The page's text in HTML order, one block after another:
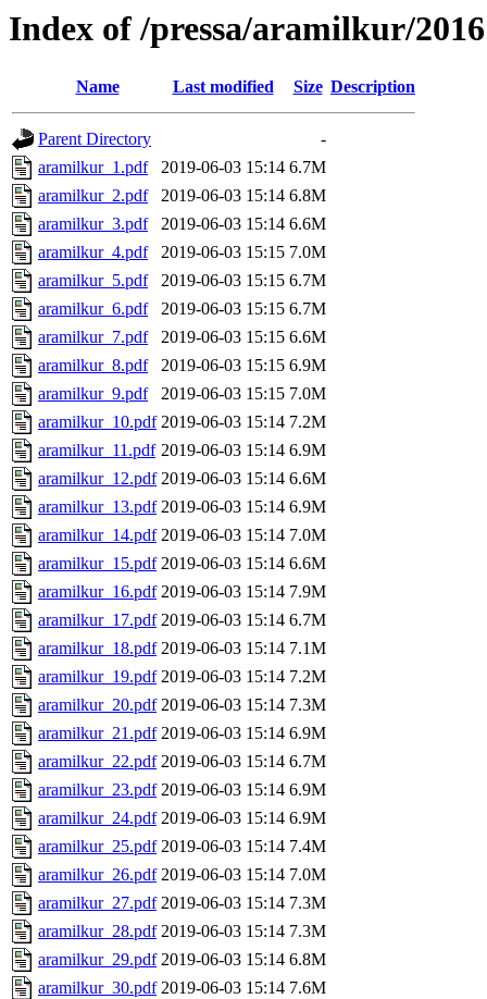
Index of /pressa/aramilkur/2016
Name Last modified Size Description
Parent Directory
-
aramilkur_1.pdf
2019-06-03 15:14 6.7M
aramilkur_2.pdf
2019-06-03 15:14 6.8M
aramilkur_3.pdf
2019-06-03 15:14 6.6M
aramilkur_4.pdf
2019-06-03 15:15 7.0M
aramilkur_5.pdf
2019-06-03 15:15 6.7M
aramilkur_6.pdf
2019-06-03 15:15 6.7M
aramilkur_7.pdf
2019-06-03 15:15 6.6M
aramilkur_8.pdf
2019-06-03 15:15 6.9M
aramilkur_9.pdf
2019-06-03 15:15 7.0M
aramilkur_10.pdf 2019-06-03 15:14 7.2M
aramilkur_11.pdf 2019-06-03 15:14 6.9M
aramilkur_12.pdf 2019-06-03 15:14 6.6M
aramilkur_13.pdf 2019-06-03 15:14 6.9M
aramilkur_14.pdf 2019-06-03 15:14 7.0M
aramilkur_15.pdf 2019-06-03 15:14 6.6M
aramilkur_16.pdf 2019-06-03 15:14 7.9M
aramilkur_17.pdf 2019-06-03 15:14 6.7M
aramilkur_18.pdf 2019-06-03 15:14 7.1M
aramilkur_19.pdf 2019-06-03 15:14 7.2M
aramilkur_20.pdf 2019-06-03 15:14 7.3M
aramilkur_21.pdf 2019-06-03 15:14 6.9M
aramilkur_22.pdf 2019-06-03 15:14 6.7M
aramilkur_23.pdf 2019-06-03 15:14 6.9M
aramilkur_24.pdf 2019-06-03 15:14 6.9M
aramilkur_25.pdf 2019-06-03 15:14 7.4M
aramilkur_26.pdf 2019-06-03 15:14 7.0M
aramilkur_27.pdf 2019-06-03 15:14 7.3M
aramilkur_28.pdf 2019-06-03 15:14 7.3M
aramilkur_29.pdf 2019-06-03 15:14 6.8M
aramilkur_30.pdf 2019-06-03 15:14 7.6M